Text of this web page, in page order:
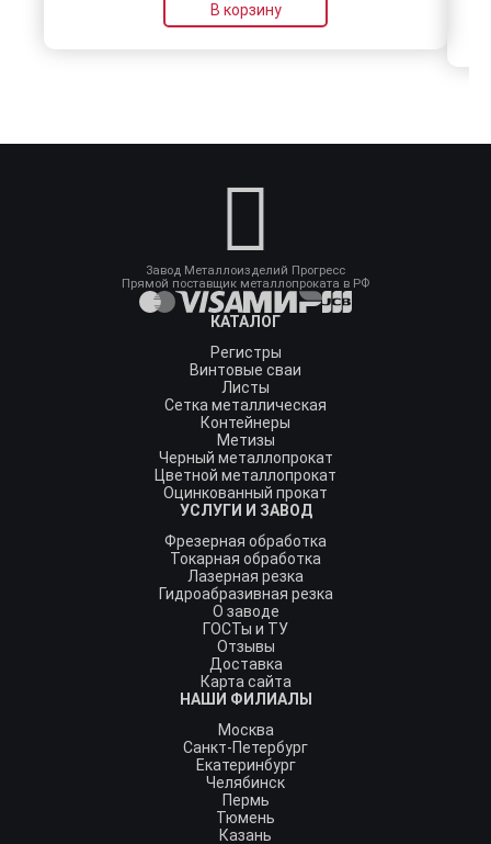
В корзину
Завод Металлоизделий Прогресс
Прямой поставщик металлопроката в РФ
КАТАЛОГ
Регистры
Винтовые сваи
Листы
Сетка металлическая
Контейнеры
Метизы
Черный металлопрокат
Цветной металлопрокат
Оцинкованный прокат
УСЛУГИ И ЗАВОД
Фрезерная обработка
Токарная обработка
Лазерная резка
Гидроабразивная резка
О заводе
ГОСТы и ТУ
Отзывы
Доставка
Карта сайта
НАШИ ФИЛИАЛЫ
Москва
Санкт-Петербург
Екатеринбург
Челябинск
Пермь
Тюмень
Казань